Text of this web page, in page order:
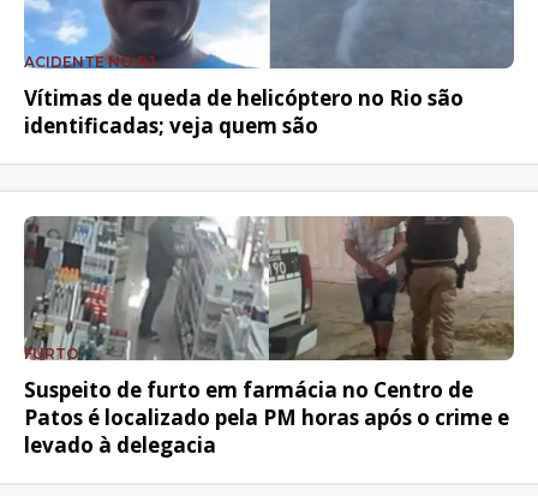
ACIDENTE NO RJ
Vítimas de queda de helicóptero no Rio são
identificadas; veja quem são
FURTO
Suspeito de furto em farmácia no Centro de
Patos é localizado pela PM horas após o crime e
levado à delegacia